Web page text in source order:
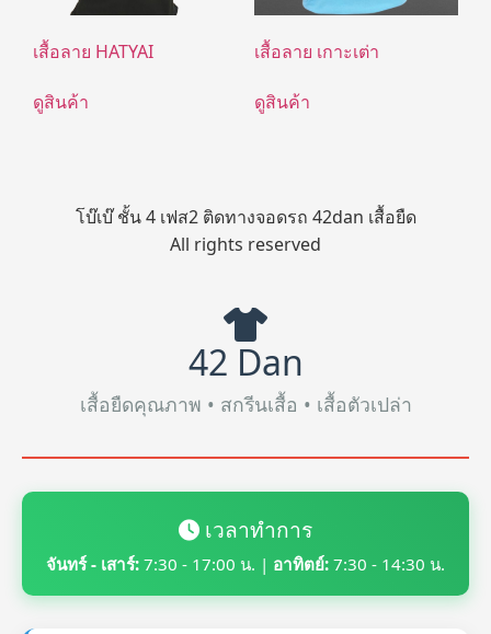
เสื้อลาย HATYAI
ดูสินค้า
เสื้อลาย เกาะเต่า
ดูสินค้า
โบ๊เบ๊ ชั้น 4 เฟส2 ติดทางจอดรถ 42dan เสื้อยืด
All rights reserved
42 Dan
เสื้อยืดคุณภาพ • สกรีนเสื้อ • เสื้อตัวเปล่า
เวลาทำการ
จันทร์ - เสาร์: 7:30 - 17:00 น. | อาทิตย์: 7:30 - 14:30 น.